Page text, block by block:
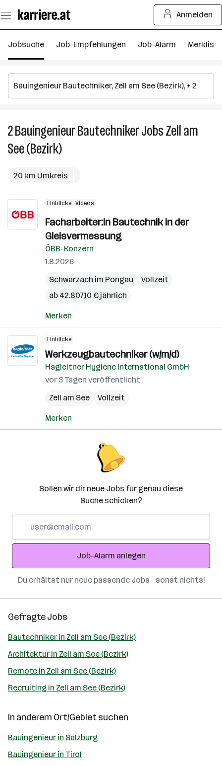
Seiteninhalt
springen
Anmelden
Jobsuche Job-Empfehlungen Job-Alarm Merkliste
2Bauingenieur BautechnikerJobsZell am
See (Bezirk)
20 km Umkreis
Einblicke Videos
Facharbeiter:in Bautechnik in der
Gleisvermessung
ÖBB-Konzern
1.8.2026
Schwarzach im Pongau
Vollzeit
ab 42.807,10 € jährlich
Merken
Einblicke
Werkzeugbautechniker (w/m/d)
Hagleitner Hygiene International GmbH
vor 3 Tagen veröffentlicht
Zell am See
Vollzeit
Merken
Sollen wir dir neue Jobs für genau diese
Suche schicken?
Adresse
Job-Alarm anlegen
Du erhältst nur neue passende Jobs – sonst nichts!
Gefragte Jobs
Bautechniker in Zell am See (Bezirk)
Architektur in Zell am See (Bezirk)
Remote in Zell am See (Bezirk)
Recruiting in Zell am See (Bezirk)
In anderem Ort/Gebiet suchen
Bauingenieur in Salzburg
Bauingenieur in Tirol